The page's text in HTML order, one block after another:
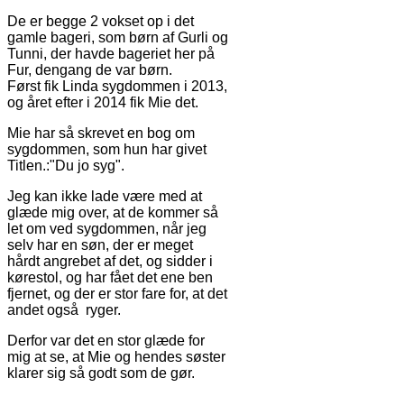
De er begge 2 vokset op i det
gamle bageri, som børn af Gurli og
Tunni, der havde bageriet her på
Fur, dengang de var børn.
Først fik Linda sygdommen i 2013,
og året efter i 2014 fik Mie det.
Mie har så skrevet en bog om
sygdommen, som hun har givet
Titlen.:"Du jo syg".
Jeg kan ikke lade være med at
glæde mig over, at de kommer så
let om ved sygdommen, når jeg
selv har en søn, der er meget
hårdt angrebet af det, og sidder i
kørestol, og har fået det ene ben
fjernet, og der er stor fare for, at det
andet også ryger.
Derfor var det en stor glæde for
mig at se, at Mie og hendes søster
klarer sig så godt som de gør.